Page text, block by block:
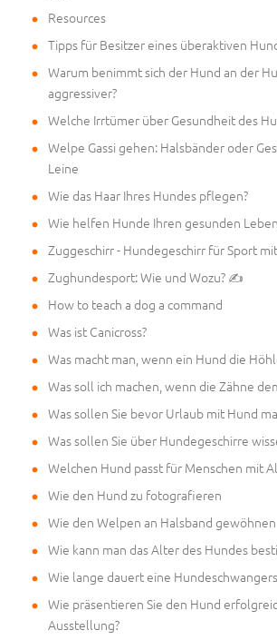
Resources
Tipps für Besitzer eines überaktiven
Warum benimmt sich der Hund an der
aggressiver?
Welche Irrtümer über Gesundheit des
Welpe Gassi gehen: Halsbänder oder
Leine
Wie das Haar Ihres Hundes pflegen?
Wie helfen Hunde Ihren gesunden
Zuggeschirr - Hundegeschirr für Sport
Zughundesport: Wie und Wozu? ✍
How to teach a dog a command
Was ist Canicross?
Was macht man, wenn ein Hund die
Was soll ich machen, wenn die Zähne
Was sollen Sie bevor Urlaub mit Hund
Was sollen Sie über Hundegeschirre
Welchen Hund passt für Menschen mit
Wie den Hund zu fotografieren
Wie den Welpen an Halsband gewöhnen
Wie kann man das Alter des Hundes
Wie lange dauert eine
Wie präsentieren Sie den Hund
Ausstellung?